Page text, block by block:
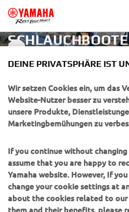
SCHLAUCHBOOTE
SCHLAUCHBOOTE
UNTERNEHMEN
B2B
SUPPORT
NEWSLETTER
DEINE PRIVATSPHÄRE IST
Wir setzen Cookies ein, um das
Website-Nutzer besser zu
unsere Produkte,
Marketingbemühungen zu
If you continue without
assume that you are happy to
Yamaha website. However, If
change your cookie settings at
about the cookies related to our
them and their benefits, please